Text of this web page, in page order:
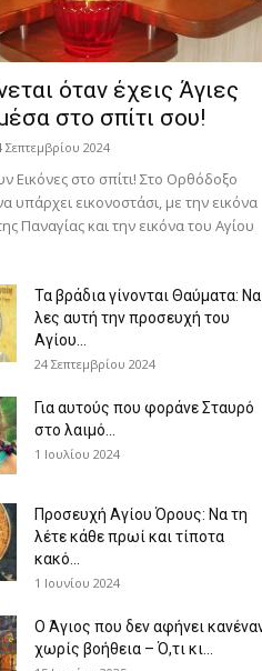
όταν έχεις Άγιες
στο σπίτι σου!
Σεπτεμβρίου 2024
Εικόνες στο σπίτι! Στο Ορθόδοξο
υπάρχει εικονοστάσι, με την εικόνα
Παν­αγίας και την εικόνα του Αγίου
Τα βράδια γίνονται Θαύματα: Να
λες αυτή την προσευχή του
Αγίου...
24 Σεπτεμβρίου 2024
Για αυτούς που φοράνε Σταυρό
στο λαιμό…
1 Ιουλίου 2024
Προσευχή Αγίου Όρους: Να τη
λέτε κάθε πρωί και τίποτα
κακό...
1 Ιουνίου 2024
Ο Άγιος που δεν αφήνει
χωρίς βοήθεια – Ό,τι κι...